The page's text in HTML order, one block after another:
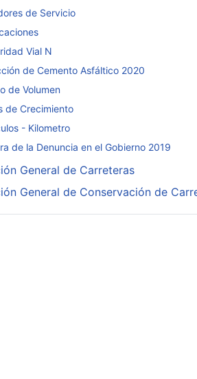
de Servicio
Vial N
de Cemento Asfáltico 2020
de Volumen
de Crecimiento
- Kilometro
de la Denuncia en el Gobierno 2019
General de Carreteras
General de Conservación de